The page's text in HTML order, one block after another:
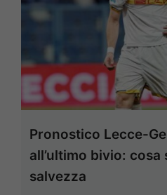
Pronostico Lecce-
all’ultimo bivio: cosa
salvezza